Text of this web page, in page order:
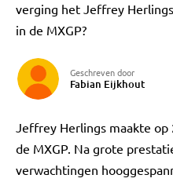
verging het Jeffrey
in de MXGP?
Geschreven door
Fabian Eijkhout
Jeffrey Herlings maakte
de MXGP. Na grote
verwachtingen